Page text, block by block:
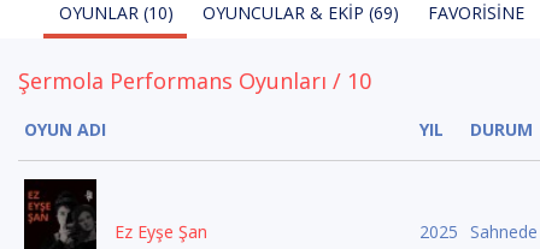
OYUNLAR (10) OYUNCULAR & EKIP (69) FAVORISINE
Şermola Performans Oyunları / 10
OYUN ADI YIL DURUM
Ez Eyşe Şan 2025 Sahnede